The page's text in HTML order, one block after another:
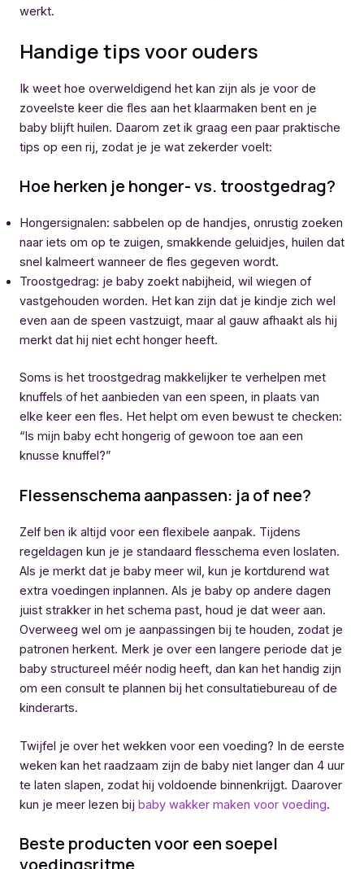
werkt.
Handige tips voor ouders
Ik weet hoe overweldigend het kan zijn als je voor de
zoveelste keer die fles aan het klaarmaken bent en je
baby blijft huilen. Daarom zet ik graag een paar praktische
tips op een rij, zodat je je wat zekerder voelt:
Hoe herken je honger- vs. troostgedrag?
Hongersignalen: sabbelen op de handjes, onrustig zoeken
naar iets om op te zuigen, smakkende geluidjes, huilen dat
snel kalmeert wanneer de fles gegeven wordt.
Troostgedrag: je baby zoekt nabijheid, wil wiegen of
vastgehouden worden. Het kan zijn dat je kindje zich wel
even aan de speen vastzuigt, maar al gauw afhaakt als hij
merkt dat hij niet echt honger heeft.
Soms is het troostgedrag makkelijker te verhelpen met
knuffels of het aanbieden van een speen, in plaats van
elke keer een fles. Het helpt om even bewust te checken:
“Is mijn baby echt hongerig of gewoon toe aan een
knusse knuffel?”
Flessenschema aanpassen: ja of nee?
Zelf ben ik altijd voor een flexibele aanpak. Tijdens
regeldagen kun je je standaard flesschema even loslaten.
Als je merkt dat je baby meer wil, kun je kortdurend wat
extra voedingen inplannen. Als je baby op andere dagen
juist strakker in het schema past, houd je dat weer aan.
Overweeg wel om je aanpassingen bij te houden, zodat je
patronen herkent. Merk je over een langere periode dat je
baby structureel méér nodig heeft, dan kan het handig zijn
om een consult te plannen bij het consultatiebureau of de
kinderarts.
Twijfel je over het wekken voor een voeding? In de eerste
weken kan het raadzaam zijn de baby niet langer dan 4 uur
te laten slapen, zodat hij voldoende binnenkrijgt. Daarover
kun je meer lezen bij baby wakker maken voor voeding.
Beste producten voor een soepel